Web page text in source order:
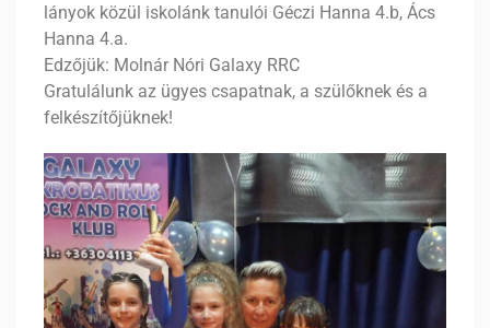
lányok közül iskolánk tanulói Géczi Hanna 4.b, Ács
Hanna 4.a.
Edzőjük: Molnár Nóri Galaxy RRC
Gratulálunk az ügyes csapatnak, a szülőknek és a
felkészítőjüknek!